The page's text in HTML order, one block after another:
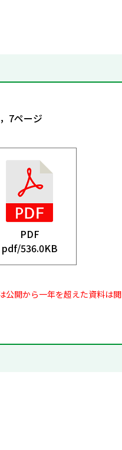
7ページ
PDF
pdf/536.0KB
公開から一年を超えた資料は閲